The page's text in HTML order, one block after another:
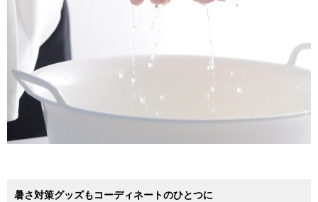
暑さ対策グッズもコーディネートのひとつに